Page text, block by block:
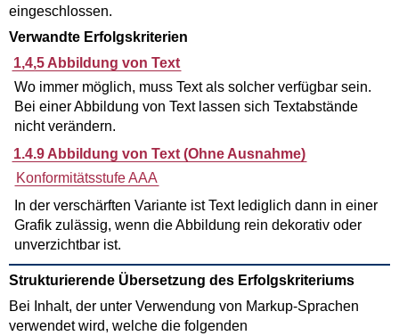
eingeschlossen.
Verwandte Erfolgskriterien
1,4,5 Abbildung von Text
Wo immer möglich, muss Text als solcher verfügbar sein.
Bei einer Abbildung von Text lassen sich Textabstände
nicht verändern.
1.4.9 Abbildung von Text (Ohne Ausnahme)
Konformitätsstufe AAA
In der verschärften Variante ist Text lediglich dann in einer
Grafik zulässig, wenn die Abbildung rein dekorativ oder
unverzichtbar ist.
Strukturierende Übersetzung des Erfolgskriteriums
Bei Inhalt, der unter Verwendung von Markup-Sprachen
verwendet wird, welche die folgenden